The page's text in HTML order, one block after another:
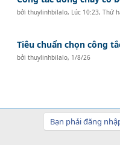
bởithuylinhbilalo, Lúc 10:23, Thứ
Tiêu chuẩn chọn công
bởithuylinhbilalo, 1/8/26
Bạn phải đăng